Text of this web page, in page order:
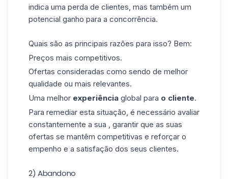
indica uma perda de clientes, mas também um
potencial ganho para a concorrência.
Quais são as principais razões para isso? Bem:
Preços mais competitivos.
Ofertas consideradas como sendo de melhor
qualidade ou mais relevantes.
Uma melhor experiência global para o cliente.
Para remediar esta situação, é necessário avaliar
constantemente a sua , garantir que as suas
ofertas se mantêm competitivas e reforçar o
empenho e a satisfação dos seus clientes.
2) Abandono